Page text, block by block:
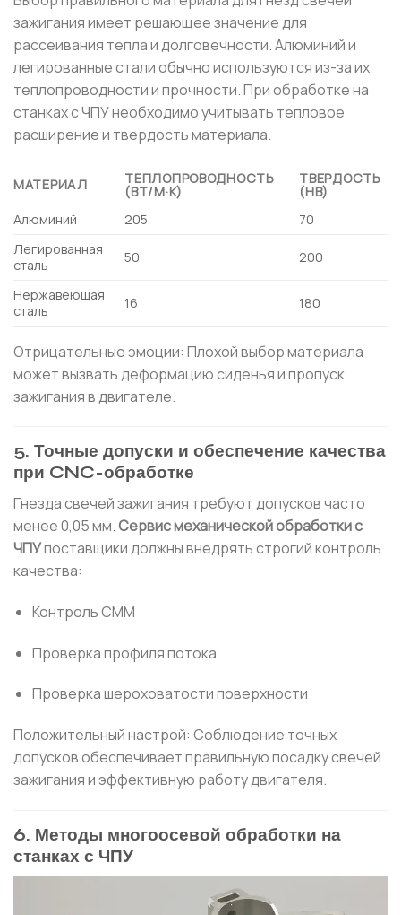
зажигания имеет решающее значение для
рассеивания тепла и долговечности. Алюминий и
легированные стали обычно используются из-за их
теплопроводности и прочности. При обработке на
станках с ЧПУ необходимо учитывать тепловое
расширение и твердость материала.
МАТЕРИАЛ ТЕПЛОПРОВОДНОСТЬ
(ВТ/М·К)
ТВЕРДОСТЬ
(HB)
Алюминий
205
70
Легированная
сталь
50 200
Нержавеющая
сталь
16 180
Отрицательные эмоции: Плохой выбор материала
может вызвать деформацию сиденья и пропуск
зажигания в двигателе.
5. Точные допуски и обеспечение качества
при CNC-обработке
Гнезда свечей зажигания требуют допусков часто
менее 0,05 мм.Сервис механической обработки с
ЧПУпоставщики должны внедрять строгий контроль
качества:
Контроль CMM
Проверка профиля потока
Проверка шероховатости поверхности
Положительный настрой: Соблюдение точных
допусков обеспечивает правильную посадку свечей
зажигания и эффективную работу двигателя.
6. Методы многоосевой обработки на
станках с ЧПУ